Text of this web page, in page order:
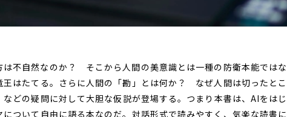
不自然なのか？ そこから人間の美意識とは一種の防衛本能ではな
王はたてる。さらに人間の「勘」とは何か？ なぜ人間は切ったとこ
どの疑問に対して大胆な仮説が登場する。つまり本書は、AIをはじ
ついて自由に語る本なのだ。対話形式で読みやすく、気楽な読書に